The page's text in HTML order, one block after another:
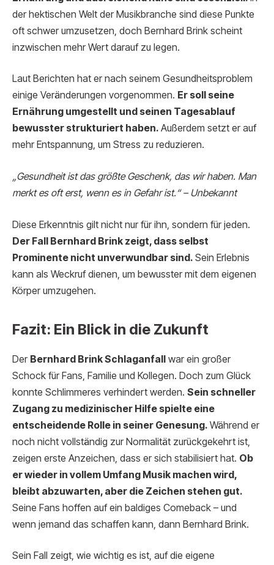
der hektischen Welt der Musikbranche sind diese Punkte
oft schwer umzusetzen, doch Bernhard Brink scheint
inzwischen mehr Wert darauf zu legen.
Laut Berichten hat er nach seinem Gesundheitsproblem
einige Veränderungen vorgenommen. Er soll seine
Ernährung umgestellt und seinen Tagesablauf
bewusster strukturiert haben. Außerdem setzt er auf
mehr Entspannung, um Stress zu reduzieren.
„Gesundheit ist das größte Geschenk, das wir haben. Man
merkt es oft erst, wenn es in Gefahr ist.“ – Unbekannt
Diese Erkenntnis gilt nicht nur für ihn, sondern für jeden.
Der Fall Bernhard Brink zeigt, dass selbst
Prominente nicht unverwundbar sind. Sein Erlebnis
kann als Weckruf dienen, um bewusster mit dem eigenen
Körper umzugehen.
Fazit: Ein Blick in die Zukunft
Der Bernhard Brink Schlaganfall war ein großer
Schock für Fans, Familie und Kollegen. Doch zum Glück
konnte Schlimmeres verhindert werden. Sein schneller
Zugang zu medizinischer Hilfe spielte eine
entscheidende Rolle in seiner Genesung. Während er
noch nicht vollständig zur Normalität zurückgekehrt ist,
zeigen erste Anzeichen, dass er sich stabilisiert hat. Ob
er wieder in vollem Umfang Musik machen wird,
bleibt abzuwarten, aber die Zeichen stehen gut.
Seine Fans hoffen auf ein baldiges Comeback – und
wenn jemand das schaffen kann, dann Bernhard Brink.
Sein Fall zeigt, wie wichtig es ist, auf die eigene